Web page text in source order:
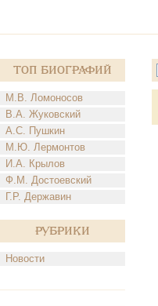
Топ Биографий
М.В. Ломоносов
В.А. Жуковский
А.С. Пушкин
М.Ю. Лермонтов
И.А. Крылов
Ф.М. Достоевский
Г.Р. Державин
Рубрики
Новости